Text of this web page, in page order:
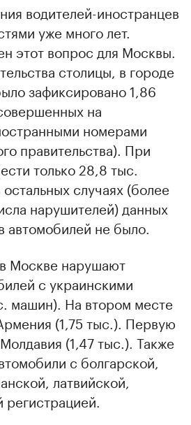
водителей-иностранцев
уже много лет.
этот вопрос для Москвы.
столицы, в городе
зафиксировано 1,86
на
номерами
правительства). При
только 28,8 тыс.
случаях (более
нарушителей) данных
автомобилей не было.
Москве нарушают
с украинскими
машин). На втором месте
(1,75 тыс.). Первую
(1,47 тыс.). Также
с болгарской,
латвийской,